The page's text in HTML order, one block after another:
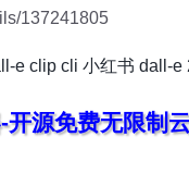
137241805
e clip cli 小红书 dall-e
开源免费无限制